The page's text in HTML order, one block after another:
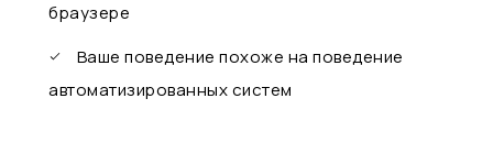
браузере
Ваше поведение похоже на поведение
автоматизированных систем